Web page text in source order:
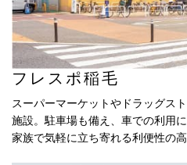
フレスポ稲毛
スーパーマーケットやドラッグス
施設。駐車場も備え、車での利用
家族で気軽に立ち寄れる利便性の高